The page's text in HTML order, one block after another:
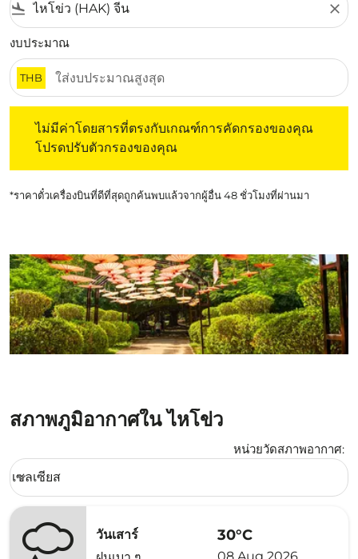
flight_land close
งบประมาณ
THB
ไม่มีค่าโดยสารที่ตรงกับเกณฑ์การคัดกรองของคุณ
โปรดปรับตัวกรองของคุณ
*ราคาตั๋วเครื่องบินที่ดีที่สุดถูกค้นพบแล้วจากผู้อื่น 48 ชั่วโมงที่ผ่านมา
สภาพภูมิอากาศใน ไหโข่ว
หน่วยวัดสภาพอากาศ:
Weather unit option เซลเซียส Selected
เซลเซียส
keyboard_arrow_down
วันเสาร์
30°C
08 Aug 2026